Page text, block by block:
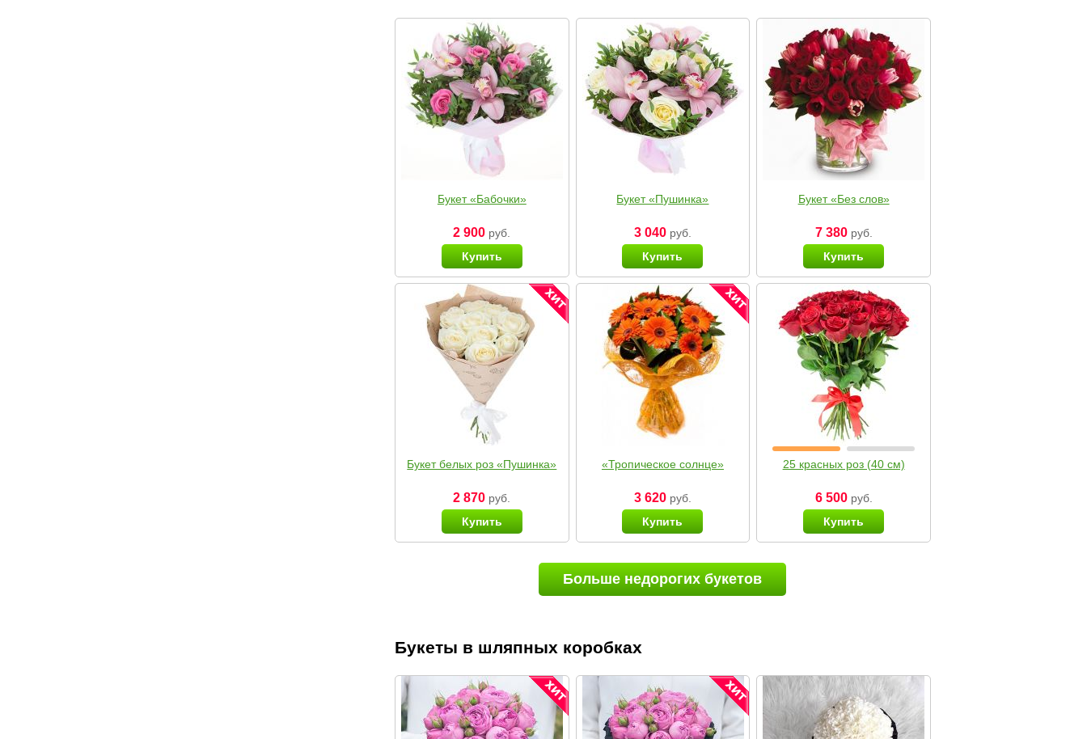
Букет «Бабочки»
2 900 руб.
Купить
Букет «Пушинка»
3 040руб.
Купить
Букет «Без слов»
7 380руб.
Купить
Букет белых роз «Пушинка»
2 870 руб.
Купить
«Тропическое солнце»
3 620руб.
Купить
25 красных роз (40 см)
6 500руб.
Купить
Больше недорогих букетов
Букеты в шляпных коробках